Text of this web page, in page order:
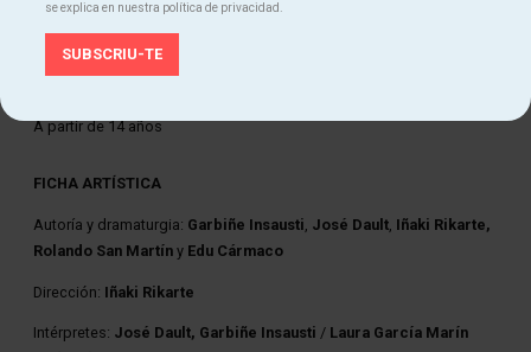
Idiomas
A partir de 14 años
FICHA ARTÍSTICA
Autoría y dramaturgia: Garbiñe Insausti José Dault Iñaki Rikarte,
Rolando San Martín y Edu Cármaco
Dirección: Iñaki Rikarte
Intérpretes: José Dault, Garbiñe Insausti / Laura García Marín
se explica en nuestra política de privacidad.